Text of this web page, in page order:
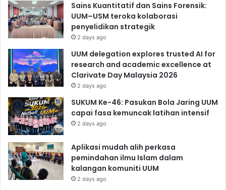
Sains Kuantitatif dan Sains Forensik:
UUM–USM teroka kolaborasi
penyelidikan strategik
2 days ago
UUM delegation explores trusted AI for
research and academic excellence at
Clarivate Day Malaysia 2026
2 days ago
SUKUM Ke-46: Pasukan Bola Jaring UUM
capai fasa kemuncak latihan intensif
2 days ago
Aplikasi mudah alih perkasa
pemindahan ilmu Islam dalam
kalangan komuniti UUM
2 days ago